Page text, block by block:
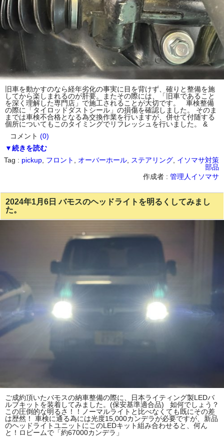
旧車を動かすのなら経年劣化の事実に目を背けず、確りと整備を施
してから楽しまれるのが肝要。またその際には、「旧車であること
を深く理解した専門店」で施工されることが大切です。 車検整備
の際に「タイロッドダストシール」の損傷を確認しました。 そのま
までは車検不合格となる為交換作業を行いますが、併せて付随する
個所についてもこのタイミングでリフレッシュを行いました。 &
コメント (0)
▼続きを読む
Tag : pickup フロント オーバーホール ステアリング イソマサ対策
部品
作成者 : 管理人イソマサ
2024年1月6日 バモスのヘッドライトを明るくしてみまし
た。
ご成約頂いたバモスの納車整備の際に、日本ライティング製LEDバ
ルブキットを装着してみました。(保安基準適合品) 如何でしょう？
この圧倒的な明るさ！！ノーマルライトと比べなくても既にその差
は歴然！ 車検に通る為には光度15,000カンデラが必要ですが、新品
のヘッドライトユニットにこのLEDキット組み合わせると、何ん
と！ロビームで「約67000カンデラ」